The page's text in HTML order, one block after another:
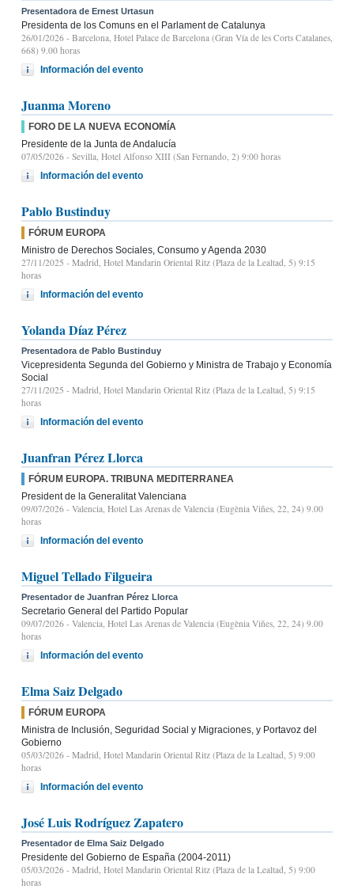
Presentadora de Ernest Urtasun
Presidenta de los Comuns en el Parlament de Catalunya
26/01/2026 - Barcelona, Hotel Palace de Barcelona (Gran Vía de les Corts Catalanes,
668) 9.00 horas
Información del evento
Juanma Moreno
FORO DE LA NUEVA ECONOMÍA
Presidente de la Junta de Andalucía
07/05/2026 - Sevilla, Hotel Alfonso XIII (San Fernando, 2) 9:00 horas
Información del evento
Pablo Bustinduy
FÓRUM EUROPA
Ministro de Derechos Sociales, Consumo y Agenda 2030
27/11/2025 - Madrid, Hotel Mandarin Oriental Ritz (Plaza de la Lealtad, 5) 9:15
horas
Información del evento
Yolanda Díaz Pérez
Presentadora de Pablo Bustinduy
Vicepresidenta Segunda del Gobierno y Ministra de Trabajo y Economía
Social
27/11/2025 - Madrid, Hotel Mandarin Oriental Ritz (Plaza de la Lealtad, 5) 9:15
horas
Información del evento
Juanfran Pérez Llorca
FÓRUM EUROPA. TRIBUNA MEDITERRANEA
President de la Generalitat Valenciana
09/07/2026 - Valencia, Hotel Las Arenas de Valencia (Eugènia Viñes, 22, 24) 9.00
horas
Información del evento
Miguel Tellado Filgueira
Presentador de Juanfran Pérez Llorca
Secretario General del Partido Popular
09/07/2026 - Valencia, Hotel Las Arenas de Valencia (Eugènia Viñes, 22, 24) 9.00
horas
Información del evento
Elma Saiz Delgado
FÓRUM EUROPA
Ministra de Inclusión, Seguridad Social y Migraciones, y Portavoz del
Gobierno
05/03/2026 - Madrid, Hotel Mandarin Oriental Ritz (Plaza de la Lealtad, 5) 9:00
horas
Información del evento
José Luis Rodríguez Zapatero
Presentador de Elma Saiz Delgado
Presidente del Gobierno de España (2004-2011)
05/03/2026 - Madrid, Hotel Mandarin Oriental Ritz (Plaza de la Lealtad, 5) 9:00
horas